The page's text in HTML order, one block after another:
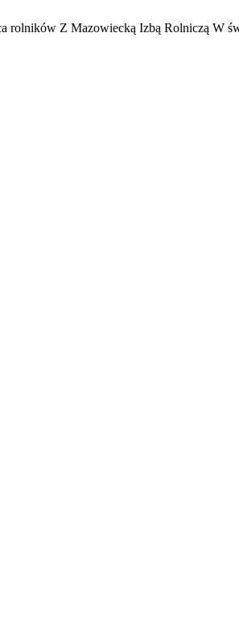
rolników Z Mazowiecką Izbą Rolniczą W